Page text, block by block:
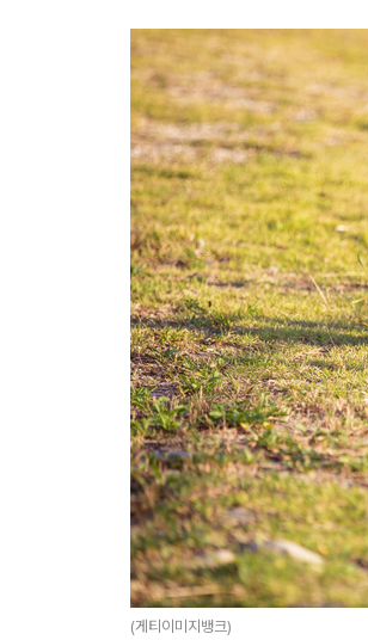
(게티이미지뱅크)